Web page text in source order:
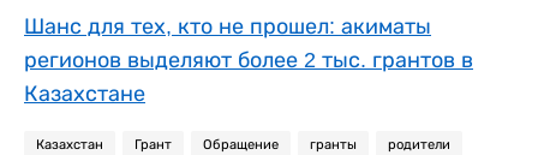
Шанс для тех, кто не прошел: акиматы
регионов выделяют более 2 тыс. грантов в
Казахстане
Казахстан Грант Обращение гранты родители